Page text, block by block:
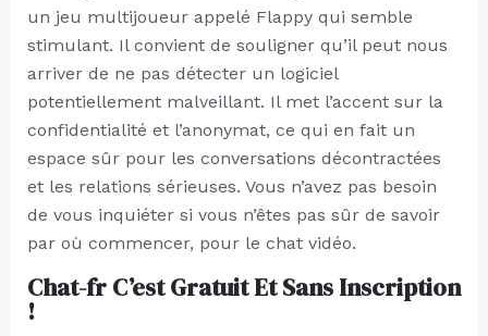
un jeu multijoueur appelé Flappy qui semble
stimulant. Il convient de souligner qu’il peut nous
arriver de ne pas détecter un logiciel
potentiellement malveillant. Il met l’accent sur la
confidentialité et l’anonymat, ce qui en fait un
espace sûr pour les conversations décontractées
et les relations sérieuses. Vous n’avez pas besoin
de vous inquiéter si vous n’êtes pas sûr de savoir
par où commencer, pour le chat vidéo.
Chat-fr C’est Gratuit Et Sans Inscription
!